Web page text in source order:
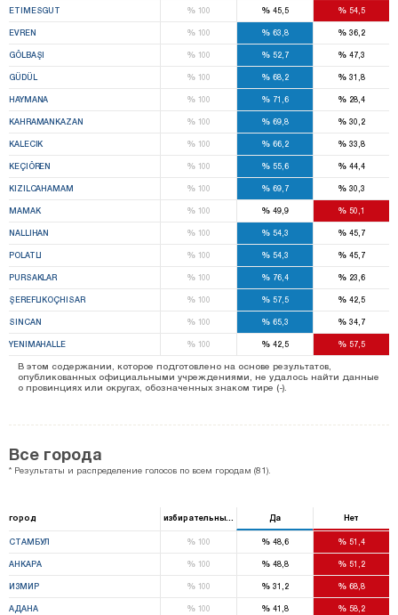
ETIMESGUT %100 % 45,5 % 54,5
EVREN %100 % 63,8 % 36,2
GÖLBAŞI %100 % 52,7 % 47,3
GÜDÜL %100 % 68,2 % 31,8
HAYMANA %100 % 71,6 % 28,4
KAHRAMANKAZAN %100 % 69,8 % 30,2
KALECIK %100 % 66,2 % 33,8
KEÇIÖREN %100 % 55,6 % 44,4
KIZILCAHAMAM %100 % 69,7 % 30,3
MAMAK %100 % 49,9 % 50,1
NALLIHAN %100 % 54,3 % 45,7
POLATLI %100 % 54,3 % 45,7
PURSAKLAR %100 % 76,4 % 23,6
ŞEREFLIKOÇHISAR %100 % 57,5 % 42,5
SINCAN %100 % 65,3 % 34,7
YENIMAHALLE %100 % 42,5 % 57,5
В этом содержании, которое подготовлено на основе результатов,
опубликованных официальными учреждениями, не удалось найти данные
о провинциях или округах, обозначенных знаком тире (-).
Все города
* Результаты и распределение голосов по всем городам (81).
город избирательный ящик Да Нет
СТАМБУЛ %100 % 48,6 % 51,4
АНКАРА %100 % 48,8 % 51,2
ИЗМИР %100 % 31,2 % 68,8
АДАНА %100 % 41,8 % 58,2